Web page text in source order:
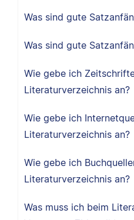
Was sind gute
Was sind gute
Wie gebe ich
Literaturverzeichnis an?
Wie gebe ich
Literaturverzeichnis an?
Wie gebe ich
Literaturverzeichnis an?
Was muss ich beim